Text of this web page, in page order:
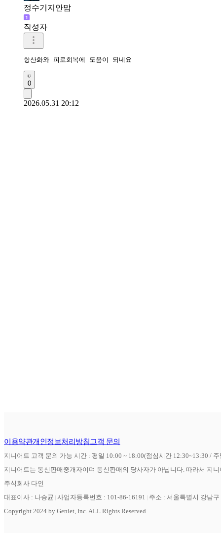
정수기지안맘
작성자
항산화와 피로회복에 도움이 되네요
0
2026.05.31 20:12
이용약관개인정보처리방침고객 문의
지니어트 고객 문의 가능 시간 : 평일 10:00 ~ 18:00(점심시간 12:30~13:30 /
지니어트는 통신판매중개자이며 통신판매의 당사자가 아닙니다. 따라서 지
주식회사 다인
대표이사 : 나승균 사업자등록번호 : 101-86-16191
주소 : 서울특별시 강남
Copyright 2024 by Geniet, Inc. ALL Rights Reserved